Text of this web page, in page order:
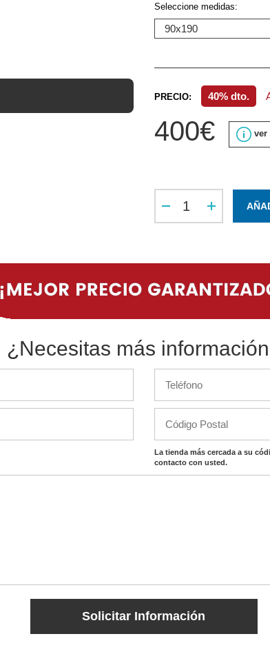
Seleccione medidas:
PRECIO: 40% dto.
400€ ver
¿Necesitas más
La tienda más cercada a su
contacto con usted.
Solicitar Información